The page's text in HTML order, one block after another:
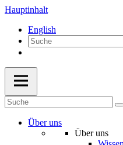
Hauptinhalt
English
Über uns
Über uns